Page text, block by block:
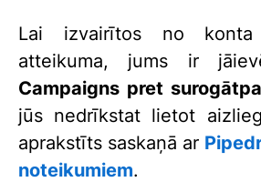
Lai izvairītos no konta
atteikuma, jums ir
Campaigns pret
jūs nedrīkstat lietot
aprakstīts saskaņā ar
noteikumiem.